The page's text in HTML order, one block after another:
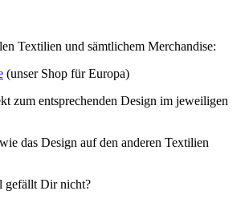
Textilien und sämtlichem Merchandise:
(unser Shop für Europa)
zum entsprechenden Design im jeweiligen
das Design auf den anderen Textilien
gefällt Dir nicht?